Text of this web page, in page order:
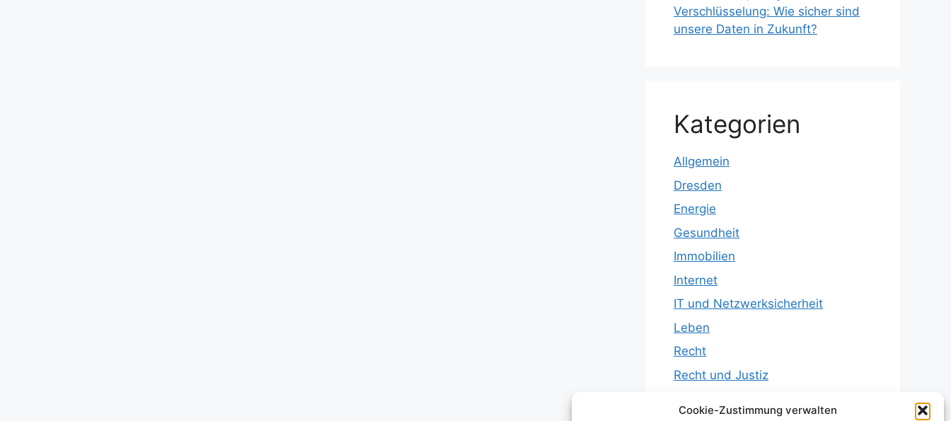
Cookie-Zustimmung verwalten
Verschlüsselung: Wie sicher sind
unsere Daten in Zukunft?
Kategorien
Allgemein
Dresden
Energie
Gesundheit
Immobilien
Internet
IT und Netzwerksicherheit
Leben
Recht
Recht und Justiz